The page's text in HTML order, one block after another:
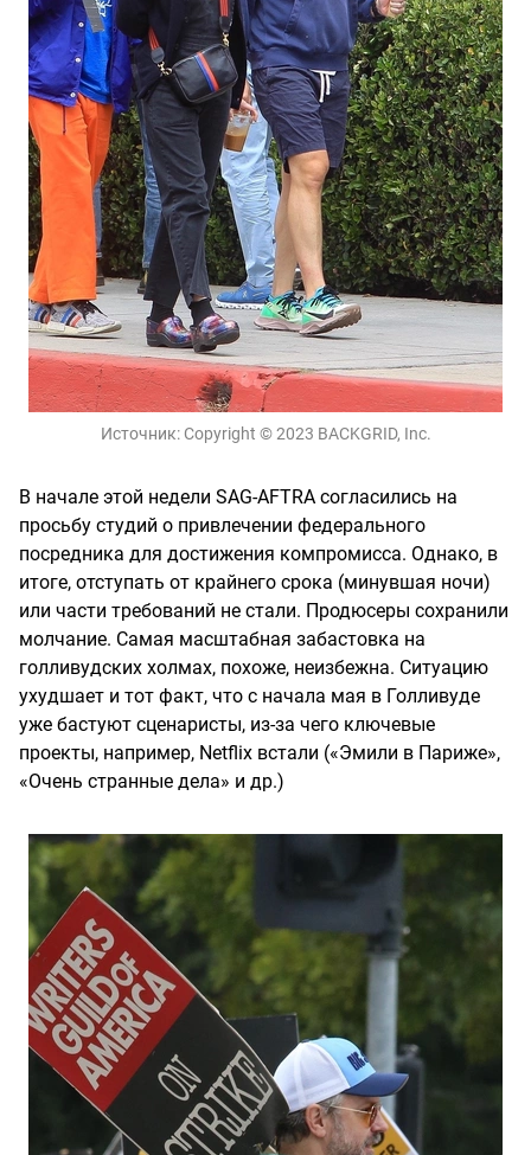
Источник: Copyright © 2023 BACKGRID, Inc.
В начале этой недели SAG-AFTRA согласились на
просьбу студий о привлечении федерального
посредника для достижения компромисса. Однако, в
итоге, отступать от крайнего срока (минувшая ночи)
или части требований не стали. Продюсеры сохранили
молчание. Самая масштабная забастовка на
голливудских холмах, похоже, неизбежна. Ситуацию
ухудшает и тот факт, что с начала мая в Голливуде
уже бастуют сценаристы, из-за чего ключевые
проекты, например, Netflix встали («Эмили в Париже»,
«Очень странные дела» и др.)